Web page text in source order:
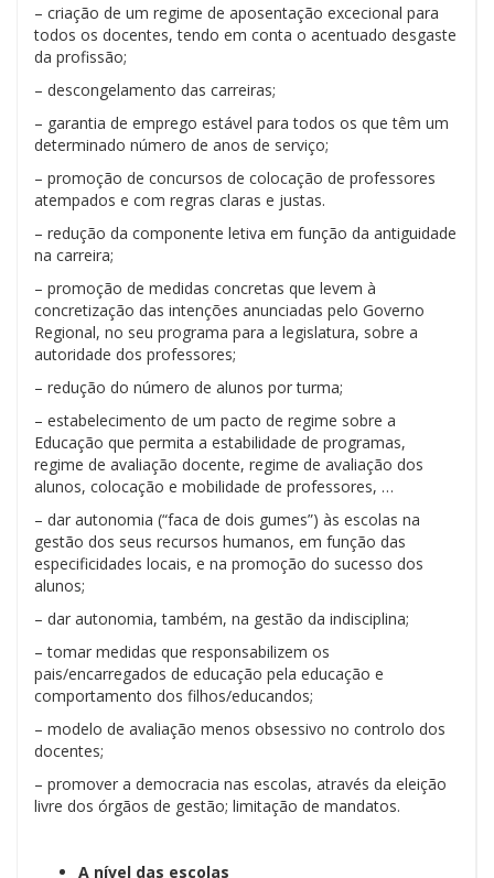
– criação de um regime de aposentação excecional para
todos os docentes, tendo em conta o acentuado desgaste
da profissão;
– descongelamento das carreiras;
– garantia de emprego estável para todos os que têm um
determinado número de anos de serviço;
– promoção de concursos de colocação de professores
atempados e com regras claras e justas.
– redução da componente letiva em função da antiguidade
na carreira;
– promoção de medidas concretas que levem à
concretização das intenções anunciadas pelo Governo
Regional, no seu programa para a legislatura, sobre a
autoridade dos professores;
– redução do número de alunos por turma;
– estabelecimento de um pacto de regime sobre a
Educação que permita a estabilidade de programas,
regime de avaliação docente, regime de avaliação dos
alunos, colocação e mobilidade de professores, …
– dar autonomia (“faca de dois gumes”) às escolas na
gestão dos seus recursos humanos, em função das
especificidades locais, e na promoção do sucesso dos
alunos;
– dar autonomia, também, na gestão da indisciplina;
– tomar medidas que responsabilizem os
pais/encarregados de educação pela educação e
comportamento dos filhos/educandos;
– modelo de avaliação menos obsessivo no controlo dos
docentes;
– promover a democracia nas escolas, através da eleição
livre dos órgãos de gestão; limitação de mandatos.
A nível das escolas